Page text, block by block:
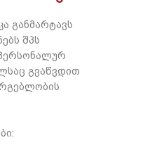
განმარტავს
შპს
პერსონალურ
გვაწვდით